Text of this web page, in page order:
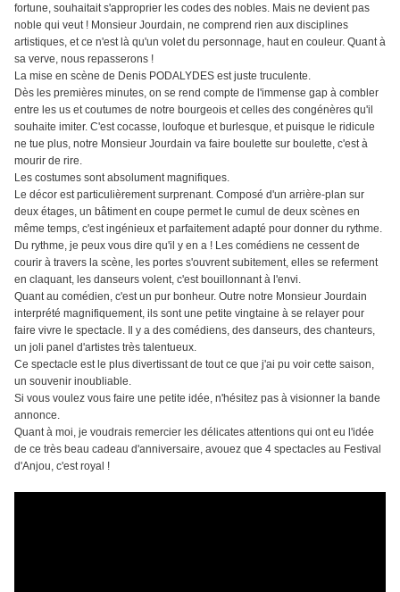
fortune, souhaitait s'approprier les codes des nobles. Mais ne devient pas
noble qui veut ! Monsieur Jourdain, ne comprend rien aux disciplines
artistiques, et ce n'est là qu'un volet du personnage, haut en couleur. Quant à
sa verve, nous repasserons !
La mise en scène de Denis PODALYDES est juste truculente.
Dès les premières minutes, on se rend compte de l'immense gap à combler
entre les us et coutumes de notre bourgeois et celles des congénères qu'il
souhaite imiter. C'est cocasse, loufoque et burlesque, et puisque le ridicule
ne tue plus, notre Monsieur Jourdain va faire boulette sur boulette, c'est à
mourir de rire.
Les costumes sont absolument magnifiques.
Le décor est particulièrement surprenant. Composé d'un arrière-plan sur
deux étages, un bâtiment en coupe permet le cumul de deux scènes en
même temps, c'est ingénieux et parfaitement adapté pour donner du rythme.
Du rythme, je peux vous dire qu'il y en a ! Les comédiens ne cessent de
courir à travers la scène, les portes s'ouvrent subitement, elles se referment
en claquant, les danseurs volent, c'est bouillonnant à l'envi.
Quant au comédien, c'est un pur bonheur. Outre notre Monsieur Jourdain
interprété magnifiquement, ils sont une petite vingtaine à se relayer pour
faire vivre le spectacle. Il y a des comédiens, des danseurs, des chanteurs,
un joli panel d'artistes très talentueux.
Ce spectacle est le plus divertissant de tout ce que j'ai pu voir cette saison,
un souvenir inoubliable.
Si vous voulez vous faire une petite idée, n'hésitez pas à visionner la bande
annonce.
Quant à moi, je voudrais remercier les délicates attentions qui ont eu l'idée
de ce très beau cadeau d'anniversaire, avouez que 4 spectacles au Festival
d'Anjou, c'est royal !